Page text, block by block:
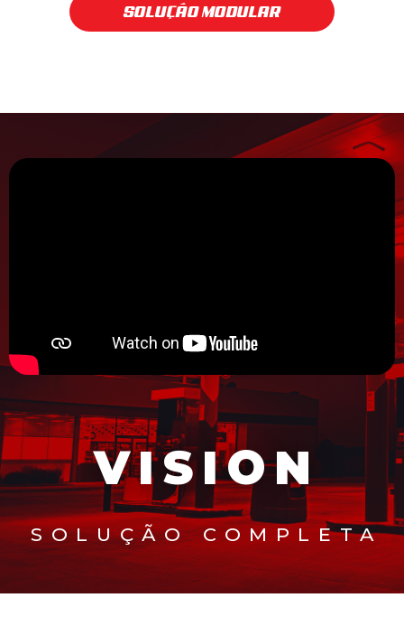
SOLUÇÃO MODULAR
VISION
SOLUÇÃO COMPLETA